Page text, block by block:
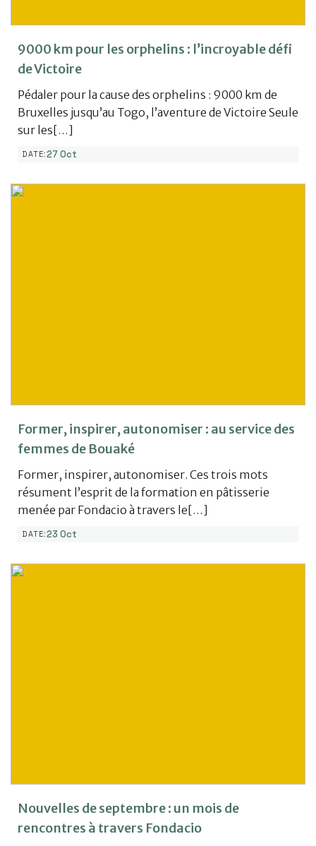
9000 km pour les orphelins : l’incroyable défi
de Victoire
Pédaler pour la cause des orphelins : 9000 km de
Bruxelles jusqu’au Togo, l’aventure de Victoire Seule
sur les[…]
DATE:27 Oct
Former, inspirer, autonomiser : au service des
femmes de Bouaké
Former, inspirer, autonomiser. Ces trois mots
résument l’esprit de la formation en pâtisserie
menée par Fondacio à travers le[…]
DATE:23 Oct
Nouvelles de septembre : un mois de
rencontres à travers Fondacio